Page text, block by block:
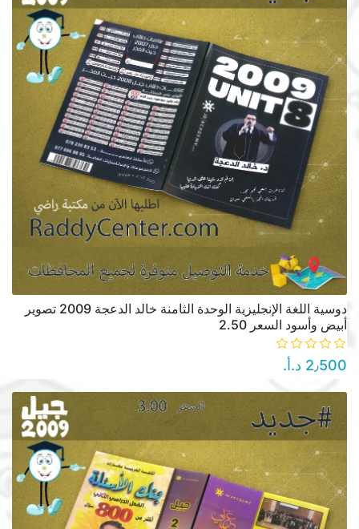
دوسية اللغة الإنجليزية الوحدة الثامنة خالد الدعجة 2009 تصوير
أبيض وأسود السعر 2.50
2٫500 د.أ.‏